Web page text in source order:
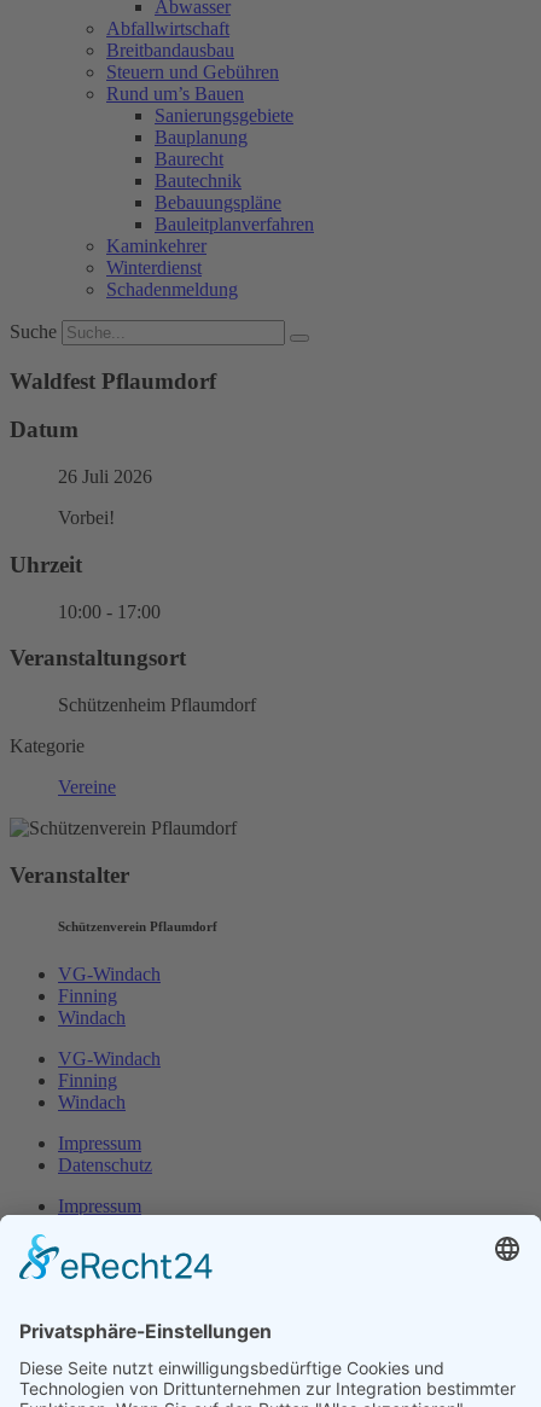
Abwasser
Abfallwirtschaft
Breitbandausbau
Steuern und Gebühren
Rund um’s Bauen
Sanierungsgebiete
Bauplanung
Baurecht
Bautechnik
Bebauungspläne
Bauleitplanverfahren
Kaminkehrer
Winterdienst
Schadenmeldung
Suche
Waldfest Pflaumdorf
Datum
26 Juli 2026
Vorbei!
Uhrzeit
10:00 - 17:00
Veranstaltungsort
Schützenheim Pflaumdorf
Kategorie
Vereine
Veranstalter
Schützenverein Pflaumdorf
VG-Windach
Finning
Windach
VG-Windach
Finning
Windach
Impressum
Datenschutz
Impressum
Erster Bürgermeister Eresing
86922 Eresing